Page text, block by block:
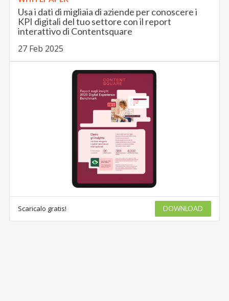
Usa i dati di migliaia di aziende per conoscere i
KPI digitali del tuo settore con il report
interattivo di Contentsquare
27 Feb 2025
Scaricalo gratis! DOWNLOAD